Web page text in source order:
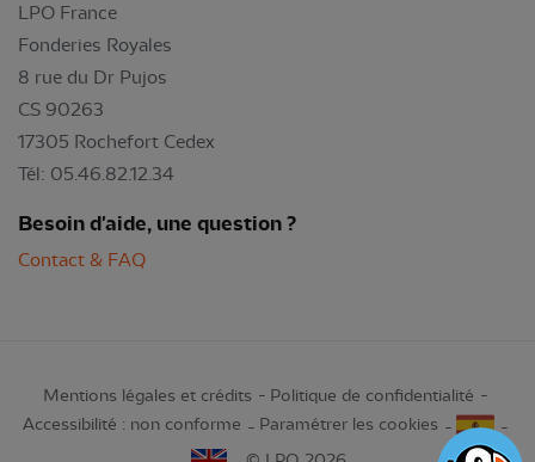
LPO France
Fonderies Royales
8 rue du Dr Pujos
CS 90263
17305 Rochefort Cedex
Tél: 05.46.82.12.34
Besoin d'aide, une question ?
Contact & FAQ
Mentions légales et crédits
Politique de confidentialité
Accessibilité : non conforme
Paramétrer les cookies